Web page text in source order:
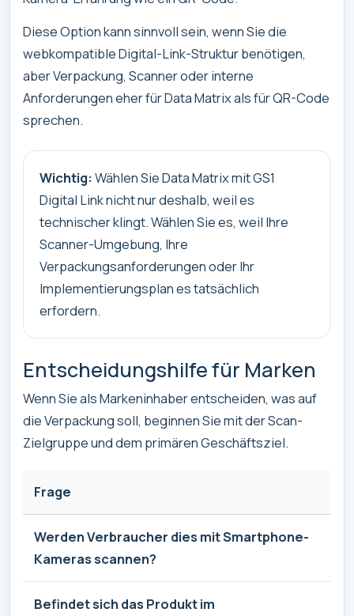
Diese Option kann sinnvoll sein, wenn Sie die
webkompatible Digital-Link-Struktur benötigen,
aber Verpackung, Scanner oder interne
Anforderungen eher für Data Matrix als für QR-Code
sprechen.
Wichtig: Wählen Sie Data Matrix mit GS1
Digital Link nicht nur deshalb, weil es
technischer klingt. Wählen Sie es, weil Ihre
Scanner-Umgebung, Ihre
Verpackungsanforderungen oder Ihr
Implementierungsplan es tatsächlich
erfordern.
Entscheidungshilfe für Marken
Wenn Sie als Markeninhaber entscheiden, was auf
die Verpackung soll, beginnen Sie mit der Scan-
Zielgruppe und dem primären Geschäftsziel.
Frage
Werden Verbraucher dies mit Smartphone-
Kameras scannen?
Befindet sich das Produkt im